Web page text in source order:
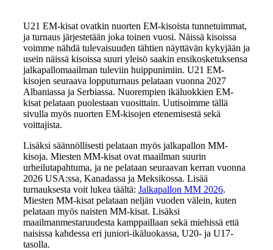
U21 EM-kisat ovatkin nuorten EM-kisoista tunnetuimmat,
ja turnaus järjestetään joka toinen vuosi. Näissä kisoissa
voimme nähdä tulevaisuuden tähtien näyttävän kykyjään ja
usein näissä kisoissa suuri yleisö saakin ensikosketuksensa
jalkapallomaailman tuleviin huippunimiin. U21 EM-
kisojen seuraava lopputurnaus pelataan vuonna 2027
Albaniassa ja Serbiassa. Nuorempien ikäluokkien EM-
kisat pelataan puolestaan vuosittain. Uutisoimme tällä
sivulla myös nuorten EM-kisojen etenemisestä sekä
voittajista.
Lisäksi säännöllisesti pelataan myös jalkapallon MM-
kisoja. Miesten MM-kisat ovat maailman suurin
urheilutapahtuma, ja ne pelataan seuraavan kerran vuonna
2026 USA:ssa, Kanadassa ja Meksikossa. Lisää
turnauksesta voit lukea täältä: Jalkapallon MM 2026.
Miesten MM-kisat pelataan neljän vuoden välein, kuten
pelataan myös naisten MM-kisat. Lisäksi
maailmanmestaruudesta kamppaillaan sekä miehissä että
naisissa kahdessa eri juniori-ikäluokassa, U20- ja U17-
tasolla.